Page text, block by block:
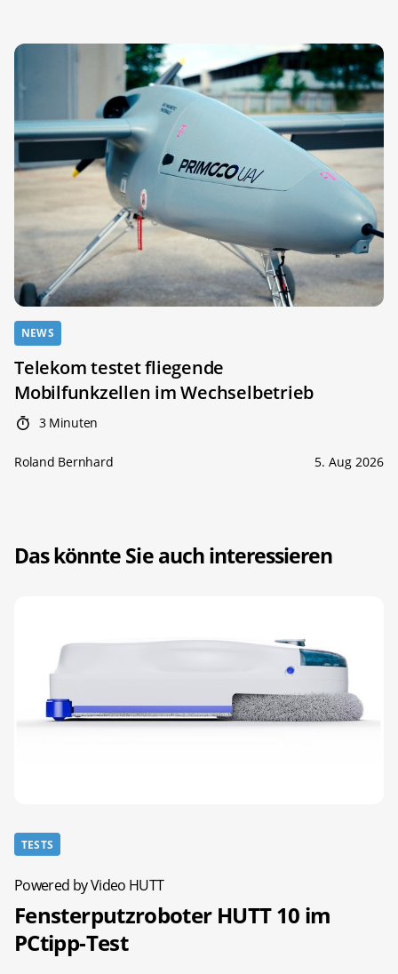
NEWS
Telekom testet fliegende
Mobilfunkzellen im Wechselbetrieb
3 Minuten
Roland Bernhard 5. Aug 2026
Das könnte Sie auch interessieren
TESTS
Powered by Video HUTT
Fensterputzroboter HUTT 10 im
PCtipp-Test